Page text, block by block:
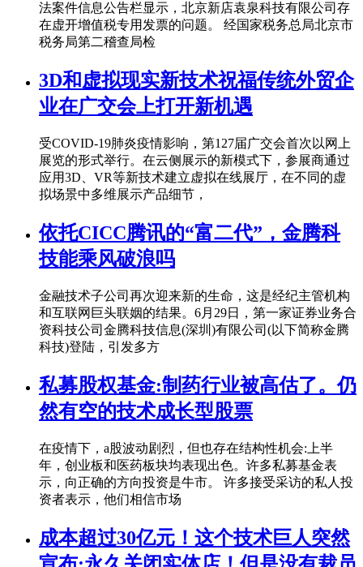
法案件信息公告栏显示，北京新店袁泉科技有限公司存
在虚开增值税专用发票的问题。 经国家税务总局北京市
税务局第二稽查局检
3D和虚拟现实新技术祝福传统外贸企
业在广交会上打开新机遇
受COVID-19肺炎疫情影响，第127届广交会首次以网上
展览的形式举行。在云侧展示的新模式下，参展商通过
应用3D、VR等新技术建立虚拟在线展厅，在不同的虚
拟场景中多维展示产品细节，
依托CICC腾讯的“富二代”，金腾科
技能乘风破浪吗
金融技术子公司再次迎来新的生命，这是经纪主管机构
和互联网巨头联姻的结果。6月29日，第一家证券业务合
资科技公司金腾科技信息(深圳)有限公司(以下简称金腾
科技)登陆，引发多方
私募股权基金:制药行业被高估了。仍
然有空的技术成长型股票
在疫情下，a股波动剧烈，但也存在结构性机会:上半
年，创业板和医药板块均表现出色。许多私募基金表
示，向正确的方向投资是牛市。 许多接受采访的私人投
资者表示，他们相信市场
成本超过30亿元！这个技术巨人突然